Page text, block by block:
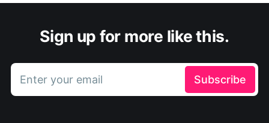
Sign up for more like this.
Enter your email Subscribe